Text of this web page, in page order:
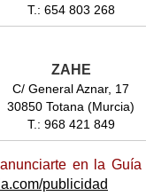
T.: 654 803 268
ZAHE
C/ General Aznar, 17
30850 Totana (Murcia)
T.: 968 421 849
en la
publicidad